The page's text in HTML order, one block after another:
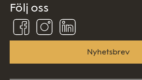
Följ oss
Följ
oss
på
Följ
på
InstagramLinkedin
Nyhetsbrev